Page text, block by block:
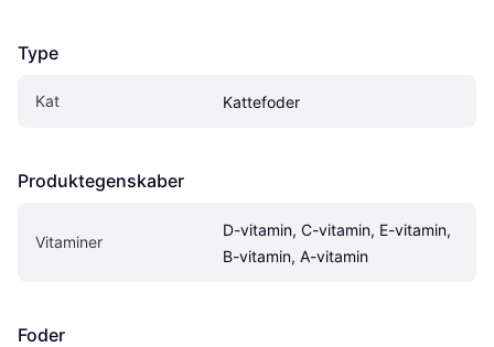
Type
Kat Kattefoder
Produktegenskaber
Vitaminer
D-vitamin, C-vitamin, E-vitamin,
B-vitamin, A-vitamin
Foder